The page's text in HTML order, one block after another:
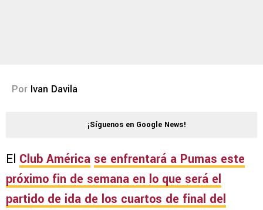
Por Ivan Davila
¡Síguenos en Google News!
El Club América se enfrentará a Pumas este
próximo fin de semana en lo que será el
partido de ida de los cuartos de final del